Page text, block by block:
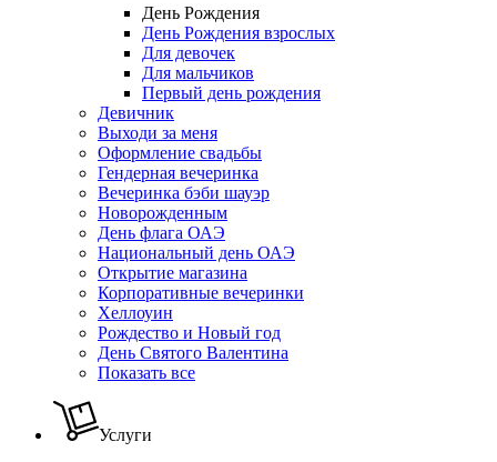
День Рождения
День Рождения взрослых
Для девочек
Для мальчиков
Первый день рождения
Девичник
Выходи за меня
Оформление свадьбы
Гендерная вечеринка
Вечеринка бэби шауэр
Новорожденным
День флага ОАЭ
Национальный день ОАЭ
Открытие магазина
Корпоративные вечеринки
Хеллоуин
Рождество и Новый год
День Святого Валентина
Показать все
Услуги